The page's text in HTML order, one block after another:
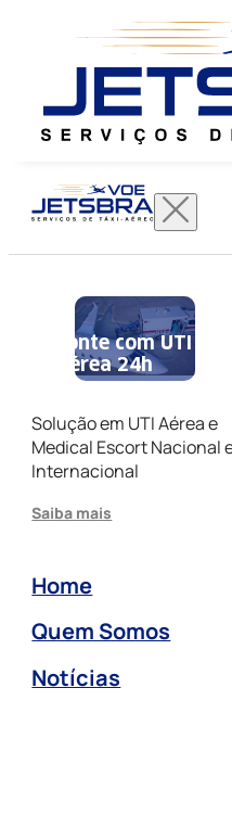
Conte com UTI
Aérea 24h
Solução em UTI Aérea e
Medical Escort Nacional
Internacional
Saiba mais
Home
Quem Somos
Notícias